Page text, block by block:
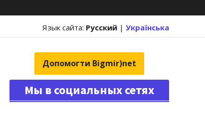
Язык сайта: Русский | Українська
Допомогти Bigmir)net
Мы в социальных сетях